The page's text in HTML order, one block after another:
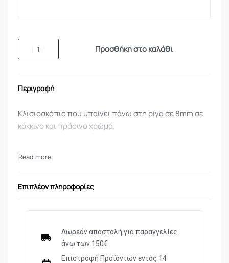
Προσθήκη στο καλάθι
Περιγραφή
Κλισιοσκόπιο που μπαίνει πάνω στη ρίγα σε 8mm σε
κόκκινο και πράσινο χρώμα.
Επιπλέον πληροφορίες
Δωρεάν αποστολή για παραγγελίες
άνω των 150€
Επιστροφή Προϊόντων εντός 14